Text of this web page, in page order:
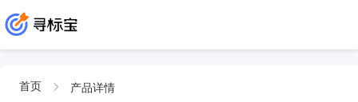
首页 产品详情